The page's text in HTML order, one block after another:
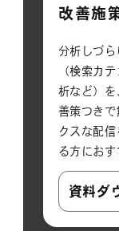
改善施
分析しづ
（検索カ
析など）
善策つき
クスな配
る方におす
資料ダ